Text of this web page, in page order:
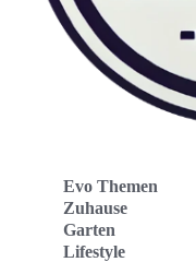
Evo Themen
Zuhause
Garten
Lifestyle